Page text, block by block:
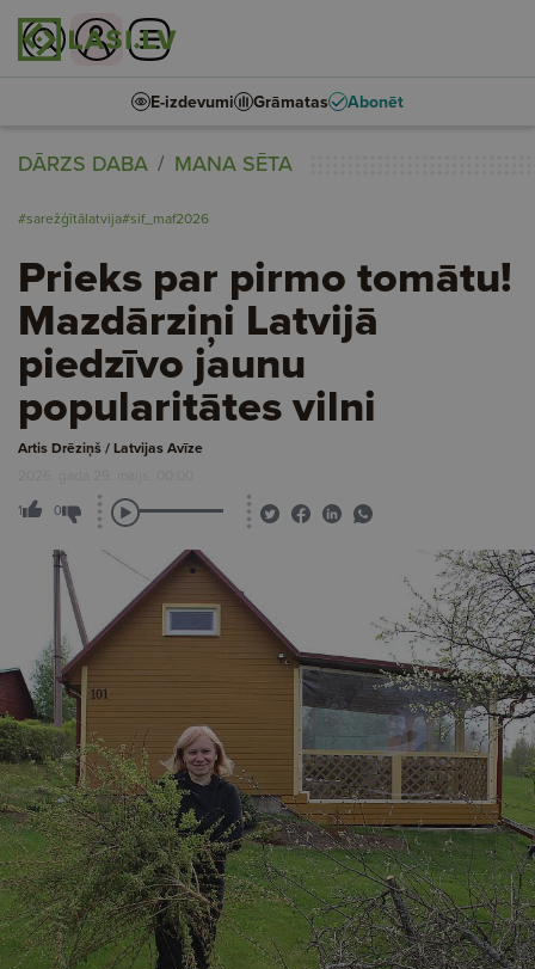
E-izdevumi Grāmatas Abonēt
DĀRZS DABA MANA SĒTA
#sarežģītālatvija#sif_maf2026
Prieks par pirmo tomātu!
Mazdārziņi Latvijā
piedzīvo jaunu
popularitātes vilni
Artis Drēziņš / Latvijas Avīze
2026. gada 29. maijs, 00:00
1 0